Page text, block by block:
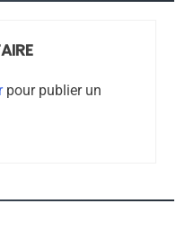
pour publier un
contre